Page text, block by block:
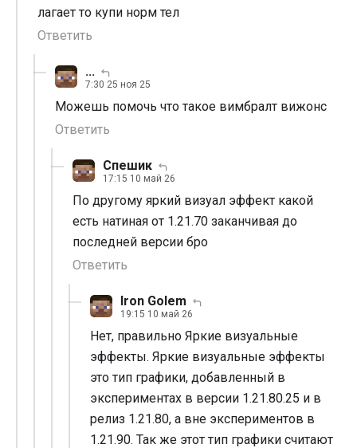
лагает то купи норм тел
Ответить
...
7:30 25 ноя 25
Можешь помочь что такое вимбралт вижонс
Ответить
Спешик
17:15 10 май 26
По другому яркий визуал эффект какой
есть натиная от 1.21.70 заканчивая до
последней версии бро
Ответить
Iron Golem
19:15 10 май 26
Нет, правильно Яркие визуальные
эффекты. Яркие визуальные эффекты
это тип графики, добавленный в
экспериментах в версии 1.21.80.25 и в
релиз 1.21.80, а вне экспериментов в
1.21.90. Так же этот тип графики считают